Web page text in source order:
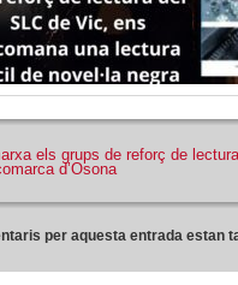
els grups de reforç de lectura
d’Osona
per aquesta entrada estan